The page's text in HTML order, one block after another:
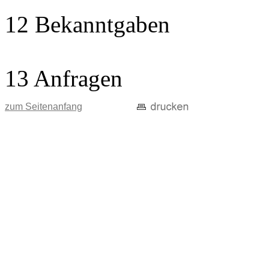
12 Bekanntgaben
13 Anfragen
zum Seitenanfang